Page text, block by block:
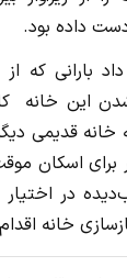
داده بود.
بارانی که
این خانه
خانه قدیمی
اسکان
در اختیار
خانه